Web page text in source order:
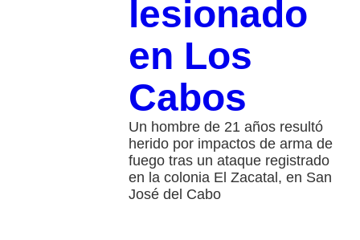
lesionado
en Los
Cabos
Un hombre de 21 años resultó
herido por impactos de arma de
fuego tras un ataque registrado
en la colonia El Zacatal, en San
José del Cabo